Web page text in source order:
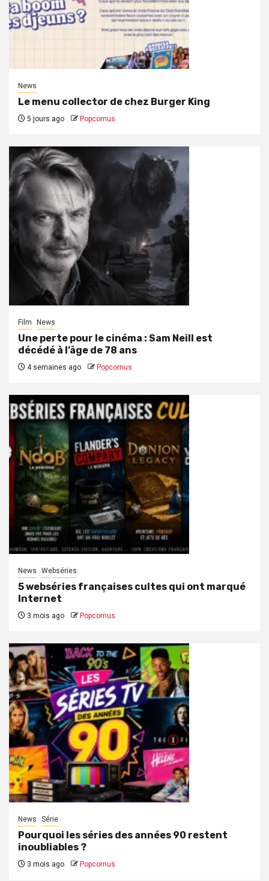
News
Le menu collector de chez Burger King
5 jours ago Popcornus
Film News
Une perte pour le cinéma : Sam Neill est
décédé à l’âge de 78 ans
4 semaines ago Popcornus
News Webséries
5 webséries françaises cultes qui ont marqué
Internet
3 mois ago Popcornus
News Série
Pourquoi les séries des années 90 restent
inoubliables ?
3 mois ago Popcornus